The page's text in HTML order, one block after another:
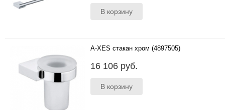
A-XES стакан хром (4897505)
СовременныйЦвет:Хром..
16 106 руб.